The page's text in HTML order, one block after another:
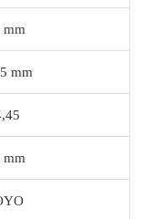
mm
mm
mm